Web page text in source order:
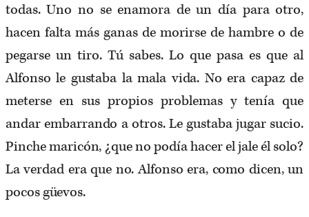
todas. Uno no se enamora de un día para otro,
hacen falta más ganas de morirse de hambre o de
pegarse un tiro. Tú sabes. Lo que pasa es que al
Alfonso le gustaba la mala vida. No era capaz de
meterse en sus propios problemas y tenía que
andar embarrando a otros. Le gustaba jugar sucio.
Pinche maricón, ¿que no podía hacer el jale él solo?
La verdad era que no. Alfonso era, como dicen, un
pocos güevos.